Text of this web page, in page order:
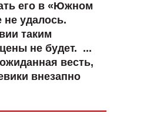
его в «Южном
не удалось.
таким
не будет. ...
весть,
внезапно